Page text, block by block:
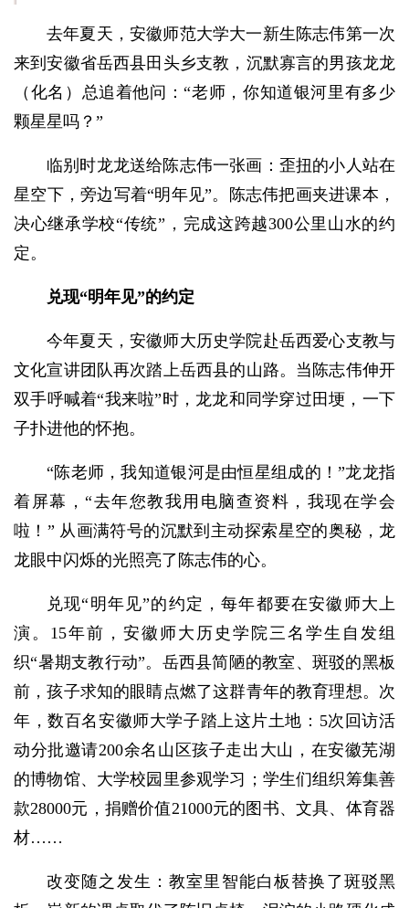
去年夏天，安徽师范大学大一新生陈志伟第一次
来到安徽省岳西县田头乡支教，沉默寡言的男孩龙龙
（化名）总追着他问：“老师，你知道银河里有多少
颗星星吗？”
临别时龙龙送给陈志伟一张画：歪扭的小人站在
星空下，旁边写着“明年见”。陈志伟把画夹进课本，
决心继承学校“传统”，完成这跨越300公里山水的约
定。
兑现“明年见”的约定
今年夏天，安徽师大历史学院赴岳西爱心支教与
文化宣讲团队再次踏上岳西县的山路。当陈志伟伸开
双手呼喊着“我来啦”时，龙龙和同学穿过田埂，一下
子扑进他的怀抱。
“陈老师，我知道银河是由恒星组成的！”龙龙指
着屏幕，“去年您教我用电脑查资料，我现在学会
啦！” 从画满符号的沉默到主动探索星空的奥秘，龙
龙眼中闪烁的光照亮了陈志伟的心。
兑现“明年见”的约定，每年都要在安徽师大上
演。15年前，安徽师大历史学院三名学生自发组
织“暑期支教行动”。岳西县简陋的教室、斑驳的黑板
前，孩子求知的眼睛点燃了这群青年的教育理想。次
年，数百名安徽师大学子踏上这片土地：5次回访活
动分批邀请200余名山区孩子走出大山，在安徽芜湖
的博物馆、大学校园里参观学习；学生们组织筹集善
款28000元，捐赠价值21000元的图书、文具、体育器
材……
改变随之发生：教室里智能白板替换了斑驳黑